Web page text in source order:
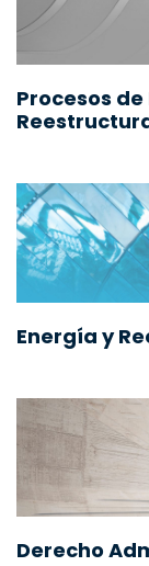
Procesos
Energía y
Derecho